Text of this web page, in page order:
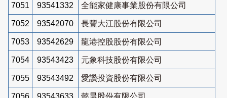
7051 93541332 全能家健康事業股份有限公司
7052 93542070 長豐大江股份有限公司
7053 93542629 龍港控股股份有限公司
7054 93543423 元象科技股份有限公司
7055 93543492 愛讚投資股份有限公司
7056 93543633 懿晨股份有限公司